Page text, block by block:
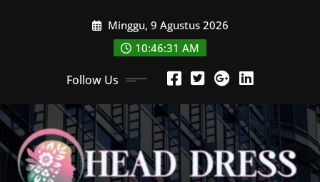
Minggu, 9 Agustus 2026
10:46:33 AM
Follow Us